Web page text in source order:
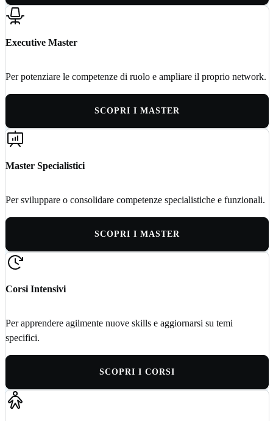
Executive Master
Per potenziare le competenze di ruolo e ampliare il proprio network.
SCOPRI I MASTER
Master Specialistici
Per sviluppare o consolidare competenze specialistiche e funzionali.
SCOPRI I MASTER
Corsi Intensivi
Per apprendere agilmente nuove skills e aggiornarsi su temi
specifici.
SCOPRI I CORSI